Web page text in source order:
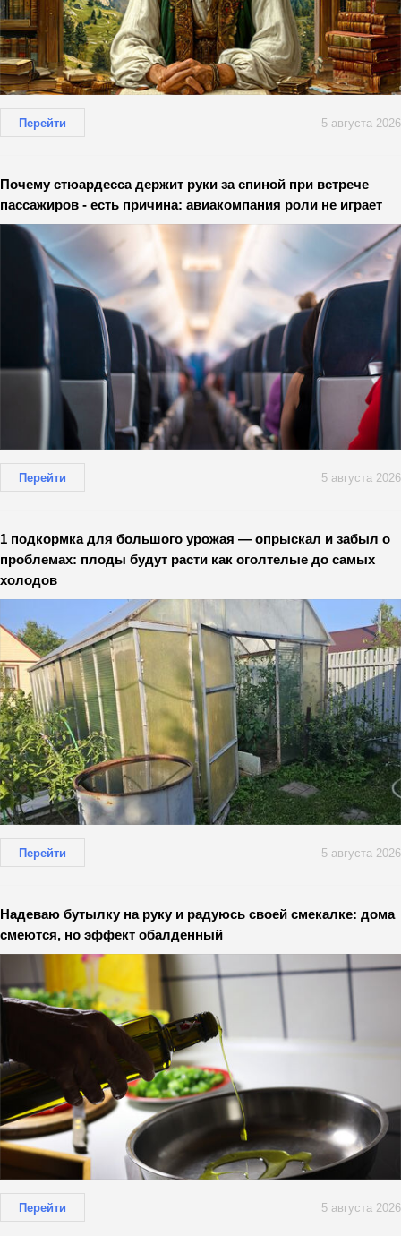
Перейти 5 августа 2026
Почему стюардесса держит руки за спиной при встрече
пассажиров - есть причина: авиакомпания роли не играет
Перейти 5 августа 2026
1 подкормка для большого урожая — опрыскал и забыл о
проблемах: плоды будут расти как оголтелые до самых
холодов
Перейти 5 августа 2026
Надеваю бутылку на руку и радуюсь своей смекалке: дома
смеются, но эффект обалденный
Перейти 5 августа 2026